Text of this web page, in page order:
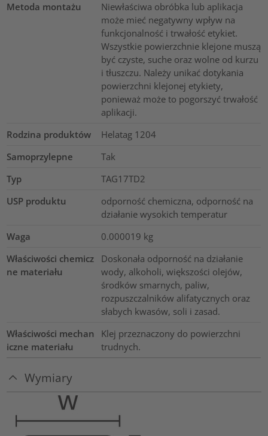
Metoda montażu
Niewłaściwa obróbka lub aplikacja
może mieć negatywny wpływ na
funkcjonalność i trwałość etykiet.
Wszystkie powierzchnie klejone muszą
być czyste, suche oraz wolne od kurzu
i tłuszczu. Należy unikać dotykania
powierzchni klejonej etykiety,
ponieważ może to pogorszyć trwałość
aplikacji.
Rodzina produktów
Helatag 1204
Samoprzylepne
Tak
Typ
TAG17TD2
USP produktu
odporność chemiczna, odporność na
działanie wysokich temperatur
Waga
0.000019 kg
Właściwości chemicz
ne materiału
Doskonała odporność na działanie
wody, alkoholi, większości olejów,
środków smarnych, paliw,
rozpuszczalników alifatycznych oraz
słabych kwasów, soli i zasad.
Właściwości mechan
iczne materiału
Klej przeznaczony do powierzchni
trudnych.
Wymiary